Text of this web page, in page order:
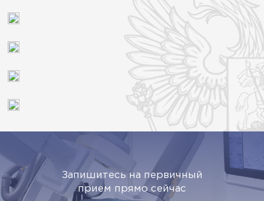
Запишитесь на первичный
прием прямо сейчас